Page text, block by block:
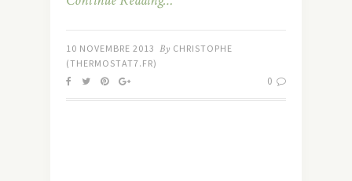
10 NOVEMBRE 2013 By CHRISTOPHE
(THERMOSTAT7.FR)
0